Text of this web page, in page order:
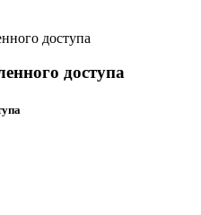
доступа
доступа